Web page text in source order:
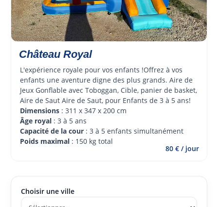
Château Royal
L'expérience royale pour vos enfants !Offrez à vos
enfants une aventure digne des plus grands. Aire de
Jeux Gonflable avec Toboggan, Cible, panier de basket,
Aire de Saut Aire de Saut, pour Enfants de 3 à 5 ans!
Dimensions : 311 x 347 x 200 cm
Âge royal : 3 à 5 ans
Capacité de la cour : 3 à 5 enfants simultanément
Poids maximal : 150 kg total
80 € / jour
Choisir une ville